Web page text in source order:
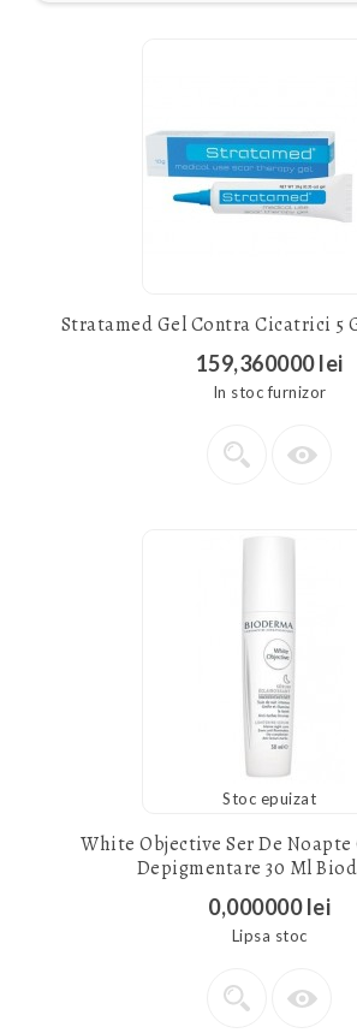
Stratamed Gel Contra Cicatrici 5
159,360000 lei
In stoc furnizor
Stoc epuizat
White Objective Ser De Noapte
Depigmentare 30 Ml
0,000000 lei
Lipsa stoc